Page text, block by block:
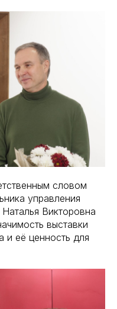
словом
управления
Викторовна
выставки
и её ценность для